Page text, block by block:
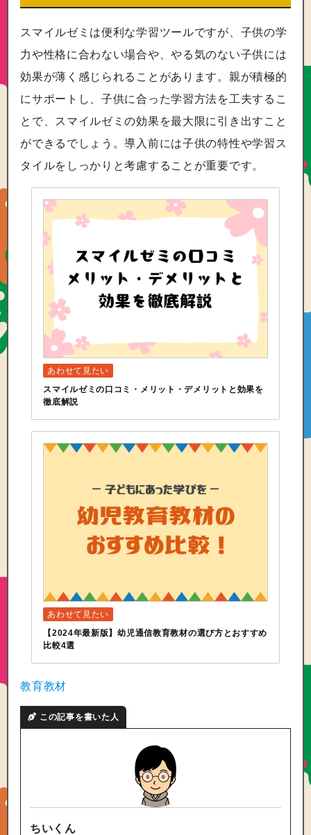
スマイルゼミは便利な学習ツールですが、子供の学
力や性格に合わない場合や、やる気のない子供には
効果が薄く感じられることがあります。親が積極的
にサポートし、子供に合った学習方法を工夫するこ
とで、スマイルゼミの効果を最大限に引き出すこと
ができるでしょう。導入前には子供の特性や学習ス
タイルをしっかりと考慮することが重要です。
スマイルゼミの口コミ・メリット・デメリットと効果を
徹底解説
【2024年最新版】幼児通信教育教材の選び方とおすすめ
比較4選
教育教材
この記事を書いた人
ちいくん